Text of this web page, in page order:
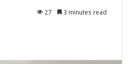
27 3 minutes read